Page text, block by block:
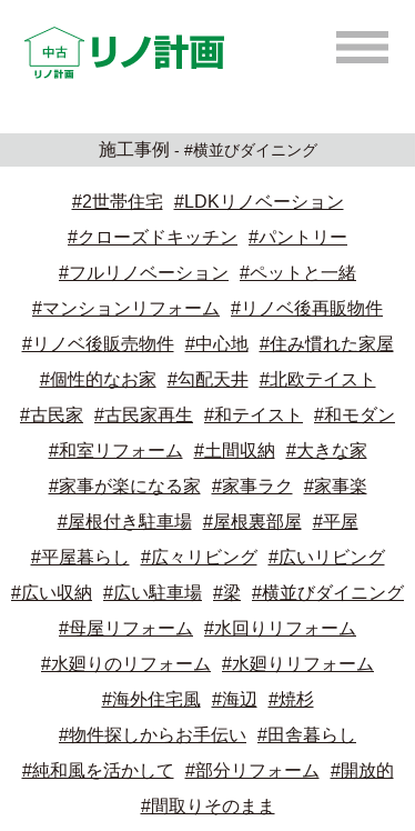
施工事例 - #横並びダイニング
#2世帯住宅
#LDKリノベーション
#クローズドキッチン
#パントリー
#フルリノベーション
#ペットと一緒
#マンションリフォーム
#リノベ後再販物件
#リノベ後販売物件
#中心地
#住み慣れた家屋
#個性的なお家
#勾配天井
#北欧テイスト
#古民家
#古民家再生 #和テイスト
#和モダン
#和室リフォーム
#土間収納
#大きな家
#家事が楽になる家
#家事ラク
#家事楽
#屋根付き駐車場
#屋根裏部屋
#平屋
#平屋暮らし
#広々リビング
#広いリビング
#広い収納
#広い駐車場 #梁
#横並びダイニング
#母屋リフォーム
#水回りリフォーム
#水廻りのリフォーム
#水廻りリフォーム
#海外住宅風
#海辺
#焼杉
#物件探しからお手伝い
#田舎暮らし
#純和風を活かして
#部分リフォーム
#開放的
#間取りそのまま